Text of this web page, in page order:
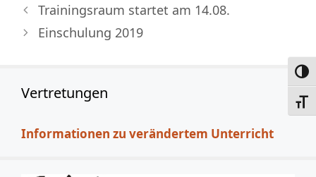
Trainingsraum startet am 14.08.
Einschulung 2019
Vertretungen
Informationen zu verändertem Unterricht